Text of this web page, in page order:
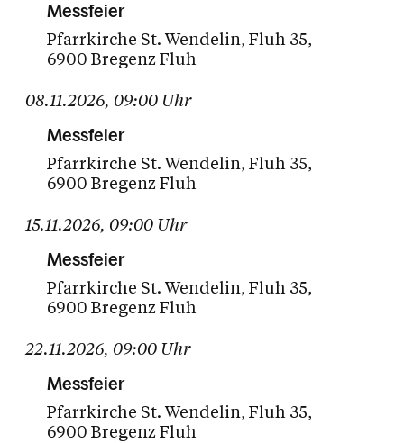
Messfeier
Pfarrkirche St. Wendelin Fluh 35
6900 Bregenz Fluh
08.11.2026, 09:00 Uhr
Messfeier
Pfarrkirche St. Wendelin Fluh 35
6900 Bregenz Fluh
15.11.2026, 09:00 Uhr
Messfeier
Pfarrkirche St. Wendelin Fluh 35
6900 Bregenz Fluh
22.11.2026, 09:00 Uhr
Messfeier
Pfarrkirche St. Wendelin Fluh 35
6900 Bregenz Fluh